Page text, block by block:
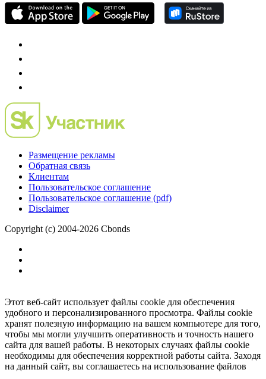
Размещение рекламы
Обратная связь
Клиентам
Пользовательское соглашение
Пользовательское соглашение (pdf)
Disclaimer
Copyright (c) 2004-2026 Cbonds
Этот веб-сайт использует файлы cookie для обеспечения
удобного и персонализированного просмотра. Файлы cookie
хранят полезную информацию на вашем компьютере для того,
чтобы мы могли улучшить оперативность и точность нашего
сайта для вашей работы. В некоторых случаях файлы cookie
необходимы для обеспечения корректной работы сайта. Заходя
на данный сайт, вы соглашаетесь на использование файлов